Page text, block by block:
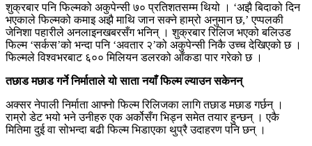
शुक्रबार पनि फिल्मको अकुपेन्सी ७० प्रतिशतसम्म थियो । ‘अझै बिदाको दिन
भएकाले फिल्मको कमाइ अझै माथि जान सक्ने हाम्रो अनुमान छ,’ एप्पलकी
जेनिशा पहारीले अनलाइनखबरसँग भनिन् । शुक्रबार रिलिज भएको बलिउड
फिल्म ‘सर्कस’को भन्दा पनि ‘अवतार २’को अकुपेन्सी निकै उच्च देखिएको छ ।
फिल्मले विश्वभरबाट ६०० मिलियन डलरको आँकडा पार गरेको छ ।
तछाड मछाड गर्ने निर्माताले यो साता नयाँ फिल्म ल्याउन सकेनन्
अक्सर नेपाली निर्माता आफ्नो फिल्म रिलिजका लागि तछाड मछाड गर्छन् ।
राम्रो डेट भयो भने उनीहरु एक अर्कोसँग भिड्न समेत तयार हुन्छन् । एकै
मितिमा दुई वा सोभन्दा बढी फिल्म भिडाएका थुप्रै उदाहरण पनि छन् ।